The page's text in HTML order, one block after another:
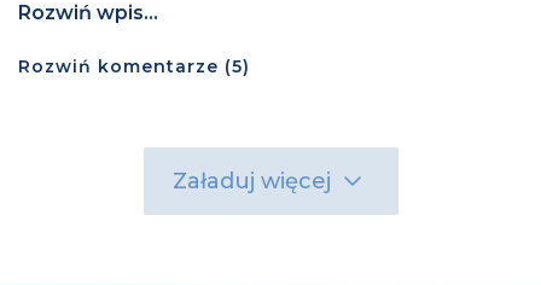
Rozwiń wpis...
Rozwiń komentarze (5)
Załaduj więcej